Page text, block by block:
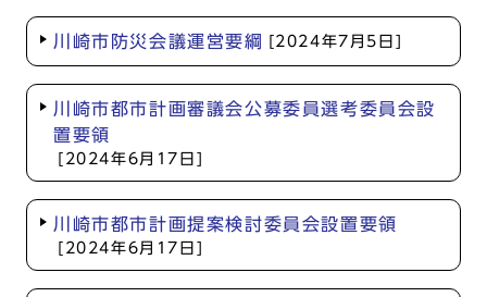
川崎市防災会議運営要綱 [2024年7月5日]
川崎市都市計画審議会公募委員選考委員会設
置要領
[2024年6月17日]
川崎市都市計画提案検討委員会設置要領
[2024年6月17日]